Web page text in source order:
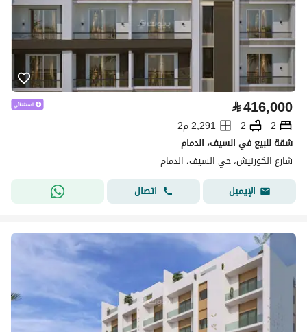
⃁416,000
2
2
2,291 م2
شقة للبيع في السيف، الدمام
شارع الكورنيش، حي السيف، الدمام
الإيميل
اتصال